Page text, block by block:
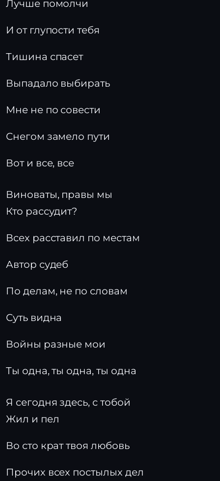
Лучше помолчи
И от глупости тебя
Тишина спасет
Выпадало выбирать
Мне не по совести
Снегом замело пути
Вот и все, все
Виноваты, правы мы
Кто рассудит?
Всех расставил по местам
Автор судеб
По делам, не по словам
Суть видна
Войны разные мои
Ты одна, ты одна, ты одна
Я сегодня здесь, с тобой
Жил и пел
Во сто крат твоя любовь
Прочих всех постылых дел